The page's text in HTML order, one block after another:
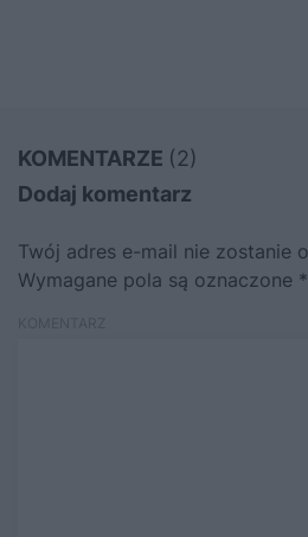
KOMENTARZE (2)
Dodaj komentarz
Twój adres e-mail nie zostanie
Wymagane pola są oznaczone *